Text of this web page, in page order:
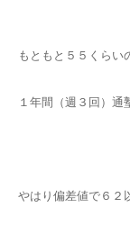
もともと５５くらい
１年間（週３回）通
やはり偏差値で６２